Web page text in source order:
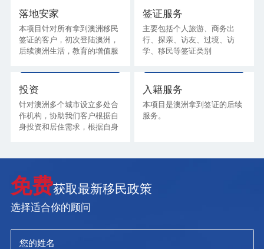
落地安家
本项目针对所有拿到澳洲移民
签证的客户，初次登陆澳洲，
后续澳洲生活，教育的增值服
签证服务
主要包括个人旅游、商务出
行、探亲、访友、过境、访
学、移民等签证类别
签证的客户
投资
针对澳洲多个城市设立多处合
作机构，协助我们客户根据自
身投资和居住需求，根据自身
入籍服务
本项目是澳洲拿到签证的后续
服务。
免费获取最新移民政策
选择适合你的顾问